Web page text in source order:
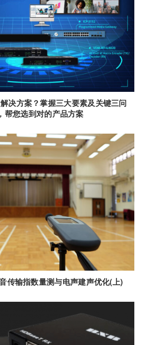
决方案？掌握三大要素及关键三问
帮您选到对的产品方案
传输指数量测与电声建声优化(上)